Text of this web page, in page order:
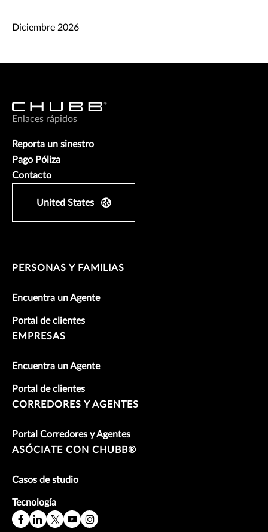
Diciembre 2026
Enlaces rápidos
Reporta un sinestro
Pago Póliza
Contacto
United States
PERSONAS Y FAMILIAS
Encuentra un Agente
Portal de clientes
EMPRESAS
Encuentra un Agente
Portal de clientes
CORREDORES Y AGENTES
Portal Corredores y Agentes
ASÓCIATE CON CHUBB®
Casos de studio
Tecnología